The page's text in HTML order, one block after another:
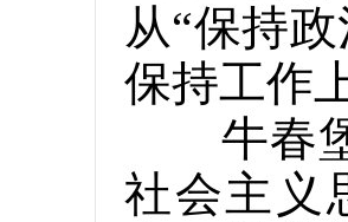
从“保持
保持工作
牛春堡
社会主义